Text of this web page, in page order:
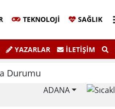
TEKNOLOJI SAĞLIK
Sinem Eltin'den Hayati Uyarı
İlaçlama Ölüm Getirir
YAZARLAR İLETIŞIM
Durumu
ADANA